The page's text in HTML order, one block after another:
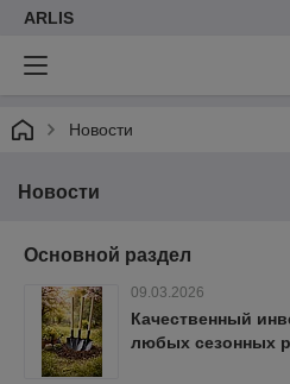
ARLIS
Новости
Новости
Основной раздел
09.03.2026
Качественный
любых сезонных